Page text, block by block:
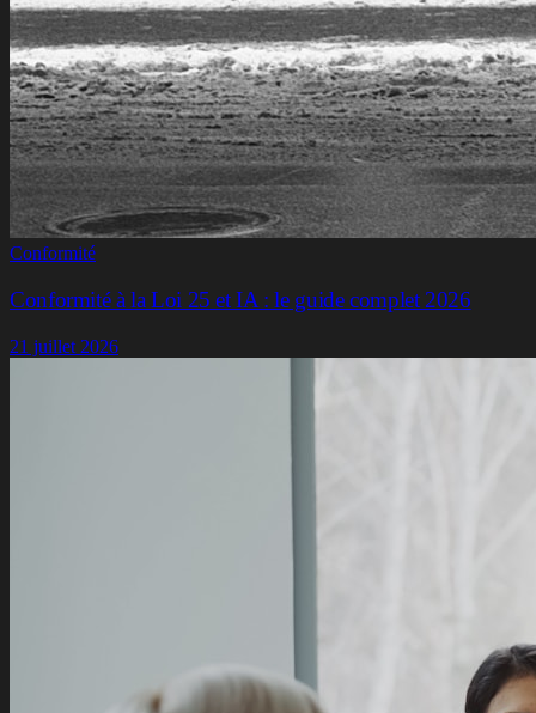
Conformité
Conformité à la Loi 25 et IA : le guide complet 2026
21 juillet 2026